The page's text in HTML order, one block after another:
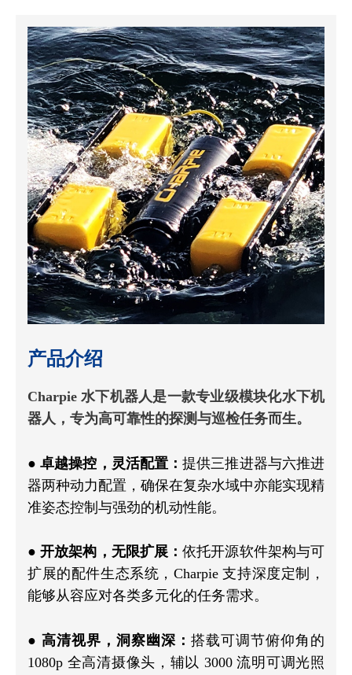
产品介绍
Charpie 水下机器人是一款专业级模块化水下机
器人，专为高可靠性的探测与巡检任务而生。
●卓越操控，灵活配置：提供三推进器与六推进
器两种动力配置，确保在复杂水域中亦能实现精
准姿态控制与强劲的机动性能。
●开放架构，无限扩展：依托开源软件架构与可
扩展的配件生态系统，Charpie 支持深度定制，
能够从容应对各类多元化的任务需求。
● 高清视界，洞察幽深： 搭载可调节俯仰角的
1080p 全高清摄像头，辅以 3000 流明可调光照